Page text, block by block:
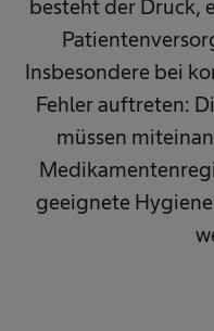
besteht der Druck,
Insbesondere bei
Fehler auftreten:
müssen
geeignete